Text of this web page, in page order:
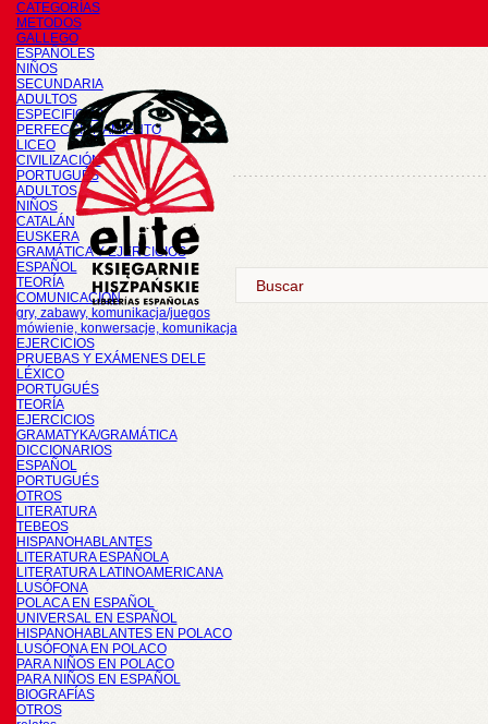
CATEGORÍAS
METODOS
GALLEGO
ESPAÑOLES
NIÑOS
SECUNDARIA
ADULTOS
ESPECIFICOS
PERFECCIONAMIENTO
LICEO
CIVILIZACIÓN
PORTUGUÉS
ADULTOS
NIÑOS
CATALÁN
EUSKERA
GRAMÁTICA Y EJERCICIOS
ESPAÑOL
TEORÍA
COMUNICACIÓN
gry, zabawy, komunikacja/juegos
mówienie, konwersacje, komunikacja
EJERCICIOS
PRUEBAS Y EXÁMENES DELE
LÉXICO
PORTUGUÉS
TEORÍA
EJERCICIOS
GRAMATYKA/GRAMÁTICA
DICCIONARIOS
ESPAÑOL
PORTUGUÉS
OTROS
LITERATURA
TEBEOS
HISPANOHABLANTES
LITERATURA ESPAÑOLA
LITERATURA LATINOAMERICANA
LUSÓFONA
POLACA EN ESPAÑOL
UNIVERSAL EN ESPAÑOL
HISPANOHABLANTES EN POLACO
LUSÓFONA EN POLACO
PARA NIÑOS EN POLACO
PARA NIÑOS EN ESPAÑOL
BIOGRAFÍAS
OTROS